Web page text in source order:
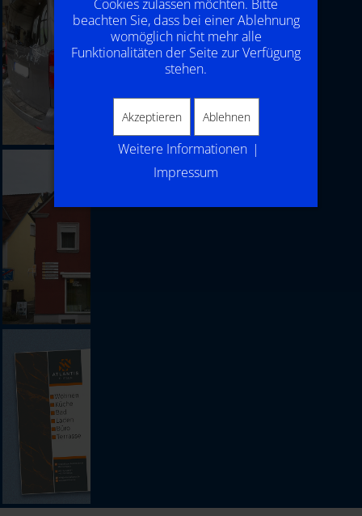
Cookies zulassen möchten. Bitte
beachten Sie, dass bei einer Ablehnung
womöglich nicht mehr alle
Funktionalitäten der Seite zur Verfügung
stehen.
Akzeptieren Ablehnen
Weitere Informationen |
Impressum